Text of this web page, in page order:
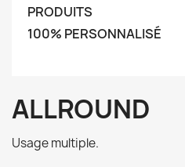
PRODUITS
100% PERSONNALISÉ
ALLROUND
Usage multiple.